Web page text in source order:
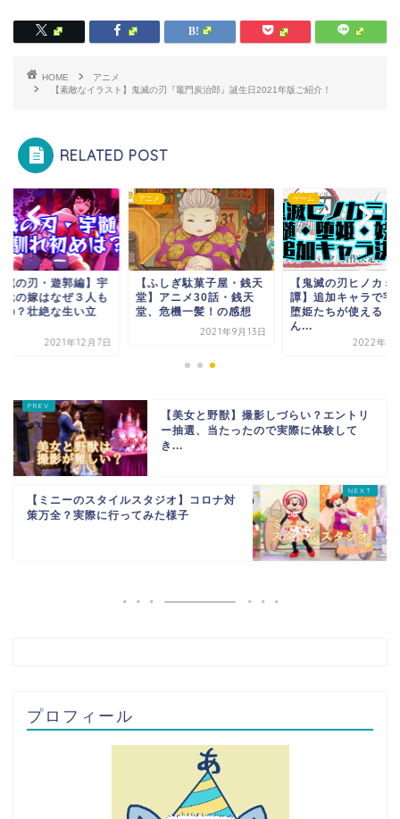
HOME
アニメ
【素敵なイラスト】鬼滅の刃『竈門炭治郎』誕生日2021年版ご紹介！
RELATED POST
滅の刃・遊郭編】宇
元の嫁はなぜ３人も
の？壮絶な生い立
2021年12月7日
アニメ
【ふしぎ駄菓子屋・銭天
堂】アニメ30話・銭天
堂、危機一髪！の感想
2021年9月13日
ゲーム
【鬼滅の刃ヒノカミ
譚】追加キャラで宇
堕姫たちが使える！
ん...
2022年4
【美女と野獣】撮影しづらい？エントリ
ー抽選、当たったので実際に体験して
き...
【ミニーのスタイルスタジオ】コロナ対
策万全？実際に行ってみた様子
プロフィール